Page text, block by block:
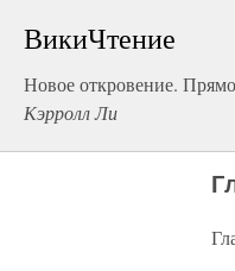
ВикиЧтение
Новое откровение.
Кэрролл Ли